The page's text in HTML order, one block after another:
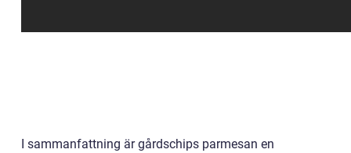
I sammanfattning är gårdschips parmesan en